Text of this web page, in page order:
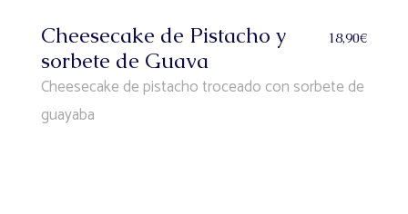
Cheesecake de Pistacho y
sorbete de Guava
18,90€
Cheesecake de pistacho troceado con sorbete de
guayaba